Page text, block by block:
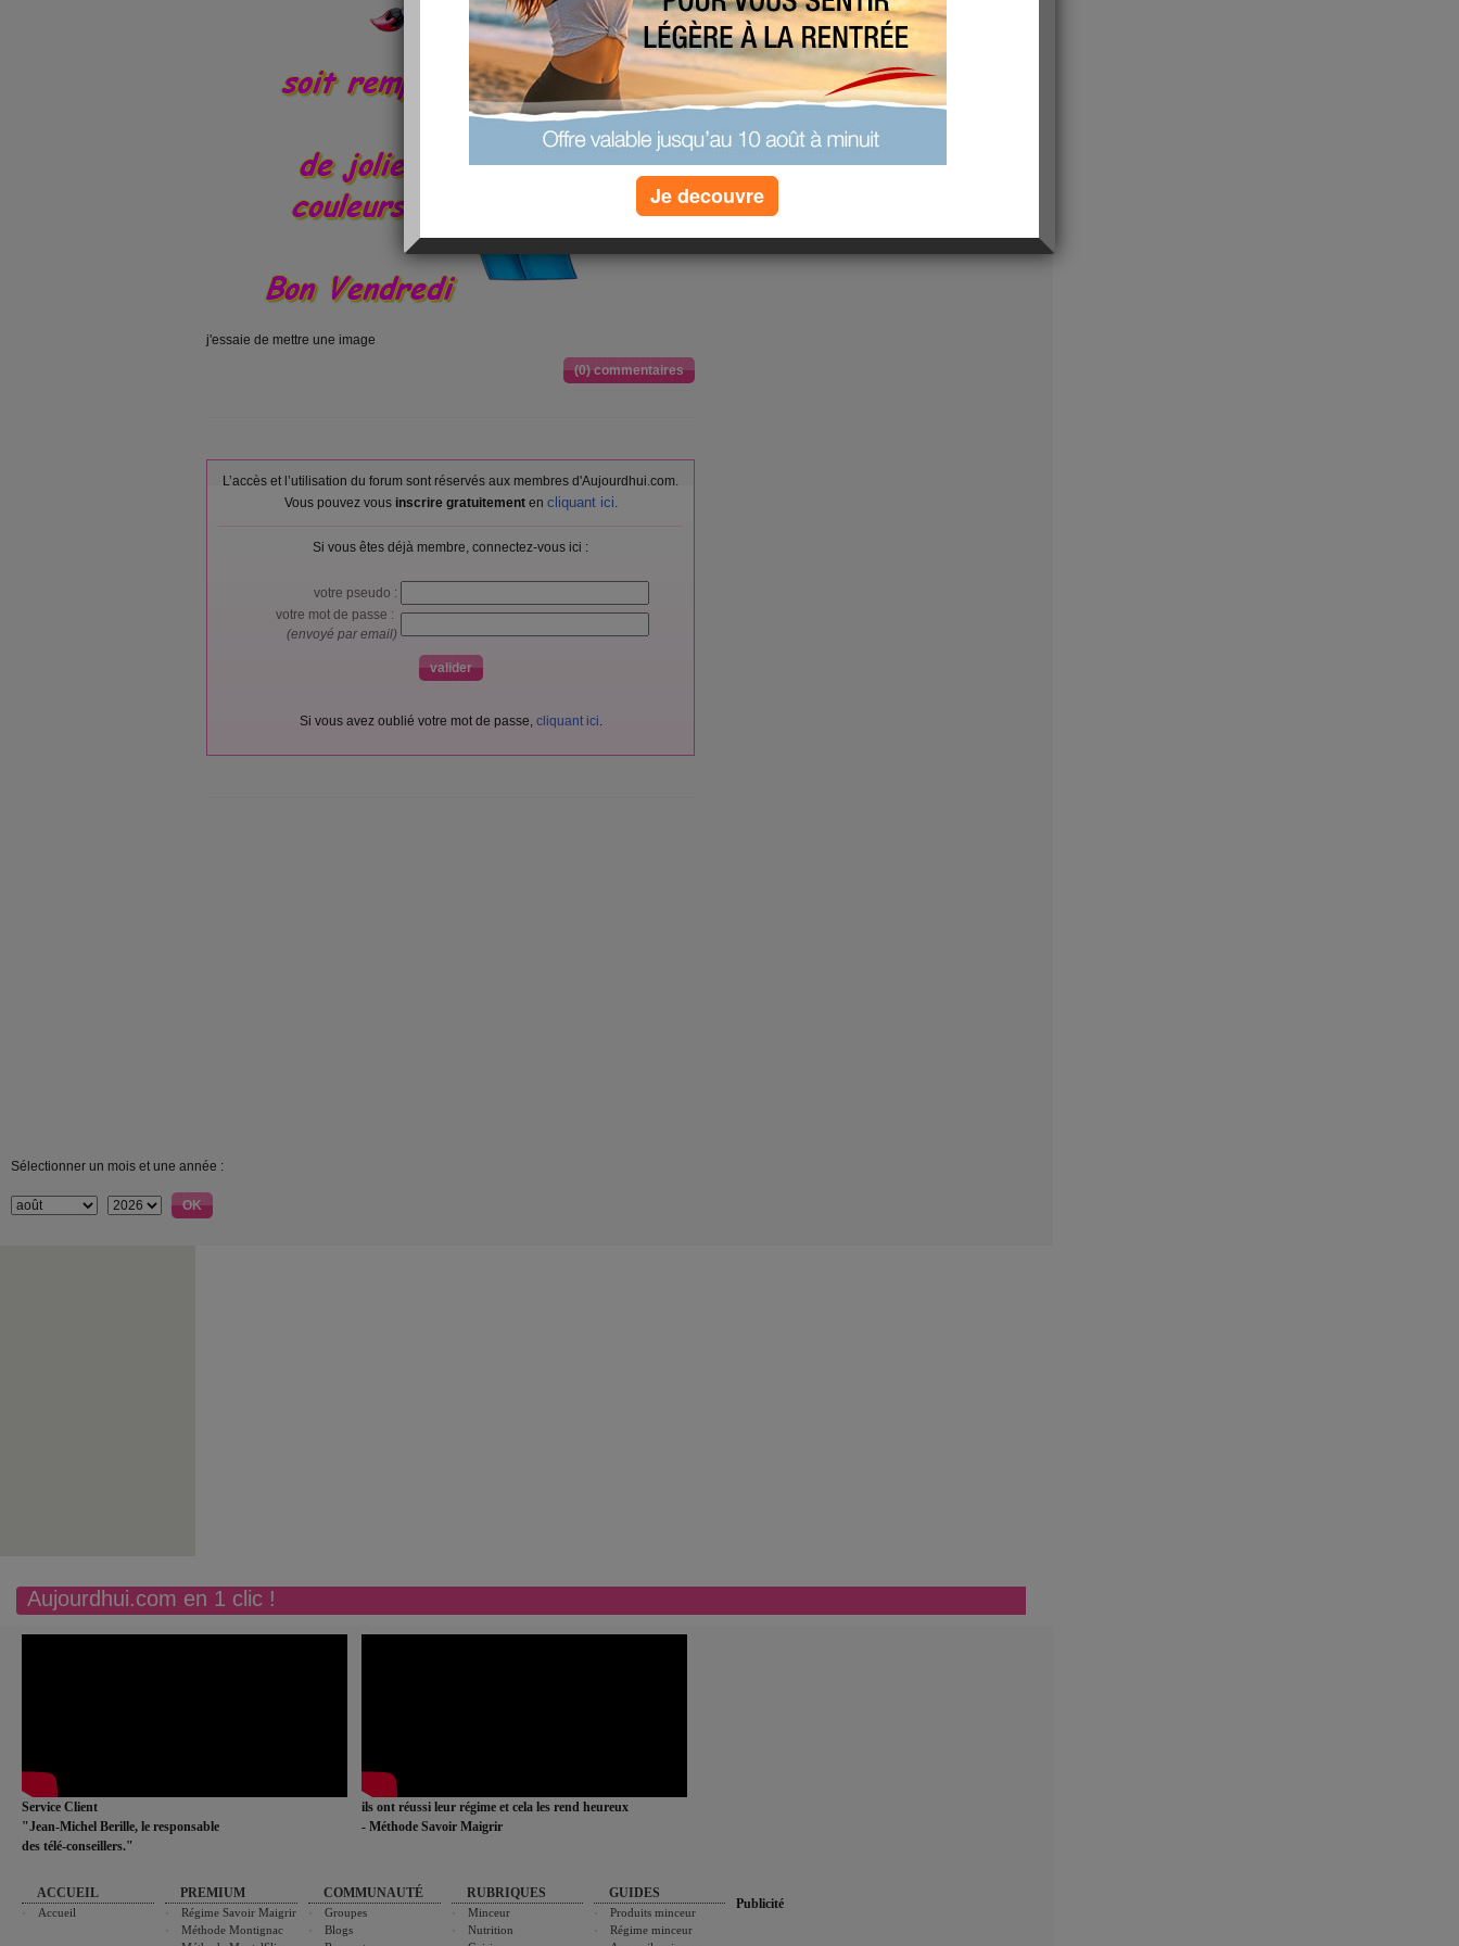
j'essaie de mettre une image
(0) commentaires
L’accès et l’utilisation du forum sont réservés aux membres d'Aujourdhui.com.
Vous pouvez vous inscrire gratuitementen cliquant ici.
Si vous êtes déjà membre, connectez-vous ici :
votre pseudo :
votre mot de passe :
(envoyé par email)
Si vous avez oublié votre mot de passe, cliquant ici.
Sélectionner un mois et une année :
Aujourdhui.com en 1 clic !
Service Client
"Jean-Michel Berille, le responsable
des télé-conseillers."
ils ont réussi leur régime et cela les rend heureux
- Méthode Savoir Maigrir
ACCUEIL
Accueil
PREMIUM
Régime Savoir Maigrir
Méthode Montignac
COMMUNAUTÉ
Groupes
Blogs
RUBRIQUES
Minceur
Nutrition
GUIDES
Produits minceur
Régime minceur
Publicité
Je decouvre